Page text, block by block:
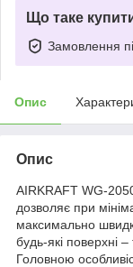
Що таке
Замовлення
Опис
Опис
AIRKRAFT WG-
дозволяє при
максимально
будь-які поверхні –
Головною